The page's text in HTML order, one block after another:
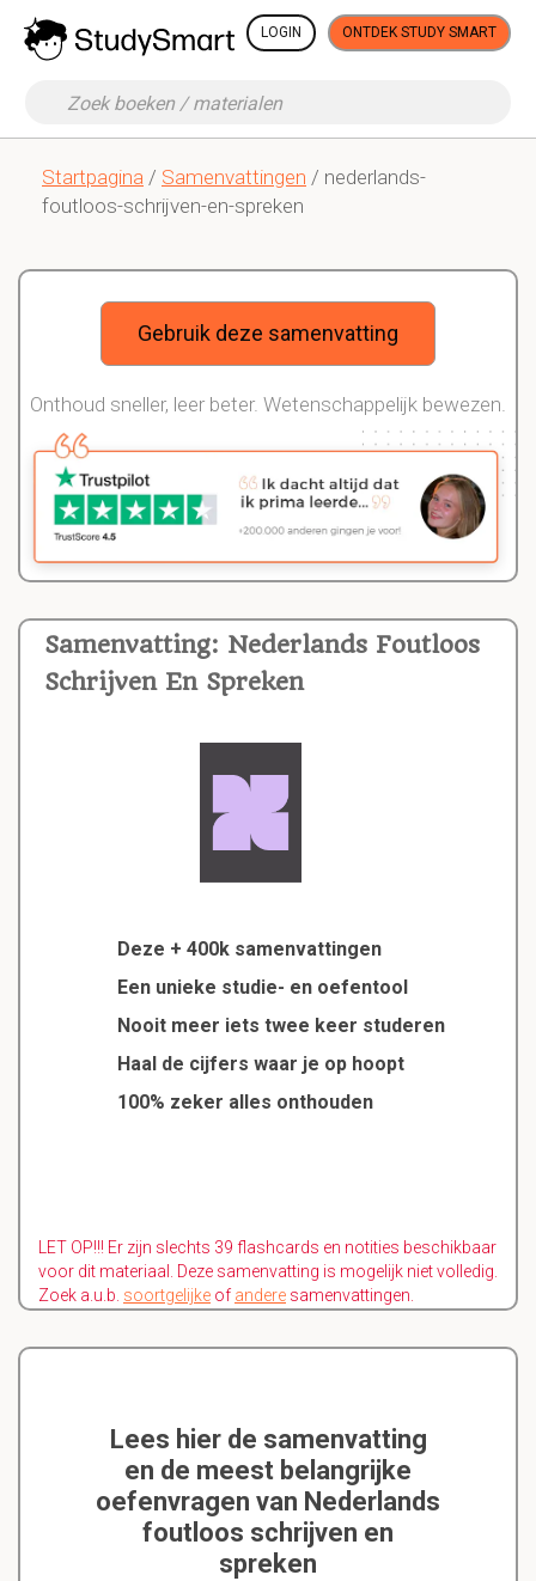
LOGIN ONTDEK STUDY SMART
Startpagina / Samenvattingen / nederlands-
foutloos-schrijven-en-spreken
Samenvatting: Nederlands Foutloos
Schrijven En Spreken
Deze + 400k samenvattingen
Een unieke studie- en oefentool
Nooit meer iets twee keer studeren
Haal de cijfers waar je op hoopt
100% zeker alles onthouden
LET OP!!! Er zijn slechts 39 flashcards en notities beschikbaar
voor dit materiaal. Deze samenvatting is mogelijk niet volledig.
Zoek a.u.b. soortgelijke of andere samenvattingen.
Gebruik deze samenvatting
Onthoud sneller, leer beter. Wetenschappelijk bewezen.
Lees hier de samenvatting
en de meest belangrijke
oefenvragen van Nederlands
foutloos schrijven en
spreken